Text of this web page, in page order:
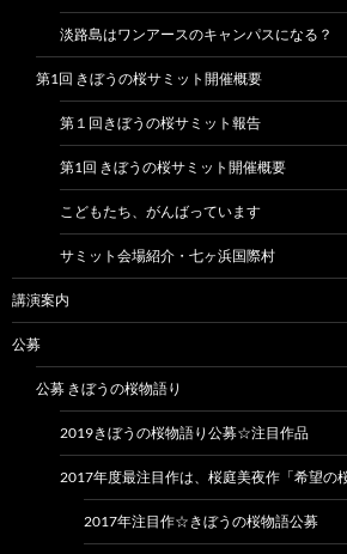
淡路島はワンアースのキャンパスになる？
第1回 きぼうの桜サミット開催概要
第１回きぼうの桜サミット報告
第1回 きぼうの桜サミット開催概要
こどもたち、がんばっています
サミット会場紹介・七ヶ浜国際村
講演案内
公募
公募 きぼうの桜物語り
2019きぼうの桜物語り公募☆注目作品
2017年度最注目作は、桜庭美夜作「希望の
2017年注目作☆きぼうの桜物語公募